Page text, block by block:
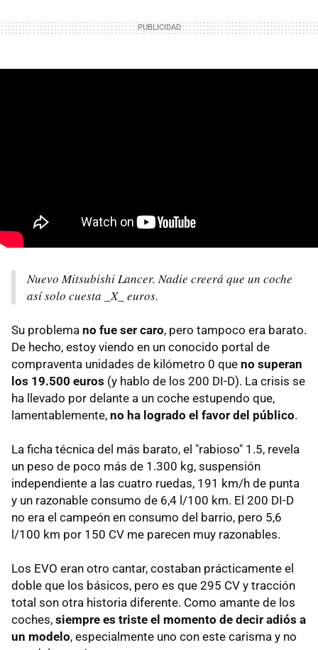
Nuevo Mitsubishi Lancer. Nadie creerá que un coche
así solo cuesta _X_ euros.
Su problema no fue ser caro, pero tampoco era barato.
De hecho, estoy viendo en un conocido portal de
compraventa unidades de kilómetro 0 que no superan
los 19.500 euros (y hablo de los 200 DI-D). La crisis se
ha llevado por delante a un coche estupendo que,
lamentablemente, no ha logrado el favor del público.
La ficha técnica del más barato, el "rabioso" 1.5, revela
un peso de poco más de 1.300 kg, suspensión
independiente a las cuatro ruedas, 191 km/h de punta
y un razonable consumo de 6,4 l/100 km. El 200 DI-D
no era el campeón en consumo del barrio, pero 5,6
l/100 km por 150 CV me parecen muy razonables.
Los EVO eran otro cantar, costaban prácticamente el
doble que los básicos, pero es que 295 CV y tracción
total son otra historia diferente. Como amante de los
coches, siempre es triste el momento de decir adiós a
un modelo, especialmente uno con este carisma y no